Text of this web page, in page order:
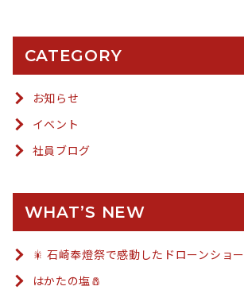
CATEGORY
お知らせ
イベント
社員ブログ
WHAT’S NEW
🎇 石崎奉燈祭で感動したドローンショー
はかたの塩🧂